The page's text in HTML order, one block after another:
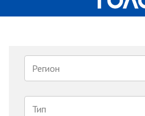
Регион
Тип